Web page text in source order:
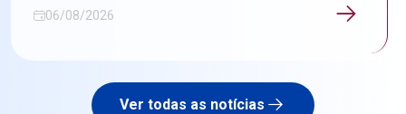
06/08/2026
Ver todas as notícias